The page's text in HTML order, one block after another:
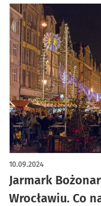
Jarmark
Wrocławiu. Co
10.09.2024